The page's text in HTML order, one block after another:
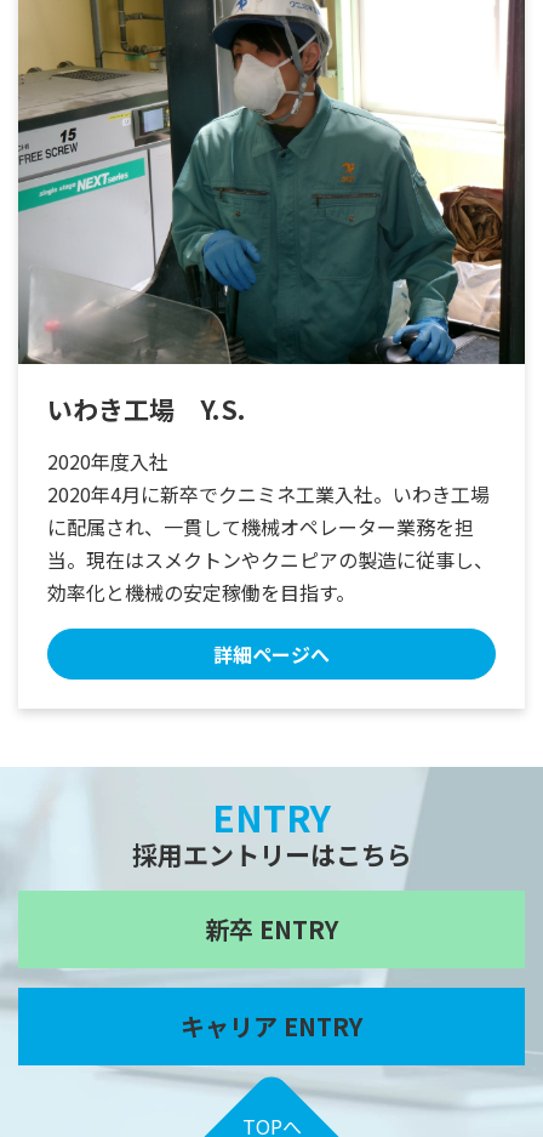
いわき工場 Y.S.
2020年度入社
2020年4月に新卒でクニミネ工業入社。いわき工場
に配属され、一貫して機械オペレーター業務を担
当。現在はスメクトンやクニピアの製造に従事し、
効率化と機械の安定稼働を目指す。
詳細ページへ
ENTRY
採用エントリーはこちら
新卒 ENTRY
キャリア ENTRY
TOPへ